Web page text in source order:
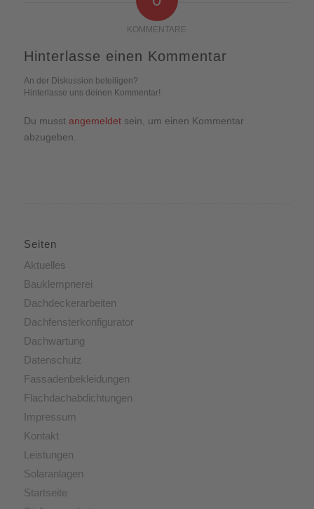
KOMMENTARE
Hinterlasse einen Kommentar
An der Diskussion beteiligen?
Hinterlasse uns deinen Kommentar!
Du musst angemeldetsein, um einen Kommentar
abzugeben.
Seiten
Aktuelles
Bauklempnerei
Dachdeckerarbeiten
Dachfensterkonfigurator
Dachwartung
Datenschutz
Fassadenbekleidungen
Flachdachabdichtungen
Impressum
Kontakt
Leistungen
Solaranlagen
Startseite